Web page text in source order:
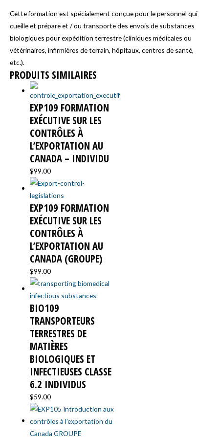
INDIVIDU
Cette formation est spécialement conçue pour le personnel qui
cueille et prépare et / ou transporte des envois de substances
biologiques pour expédition terrestre (cliniques médicales ou
vétérinaires, infirmières de terrain, hôpitaux, centres de santé,
etc.).
PRODUITS SIMILAIRES
EXP109 FORMATION
EXÉCUTIVE SUR LES
CONTRÔLES À
L’EXPORTATION AU
CANADA – INDIVIDU
$99.00
EXP109 FORMATION
EXÉCUTIVE SUR LES
CONTRÔLES À
L’EXPORTATION AU
CANADA (GROUPE)
$99.00
BIO109
TRANSPORTEURS
TERRESTRES DE
MATIÈRES
BIOLOGIQUES ET
INFECTIEUSES CLASSE
6.2 INDIVIDUS
$59.00